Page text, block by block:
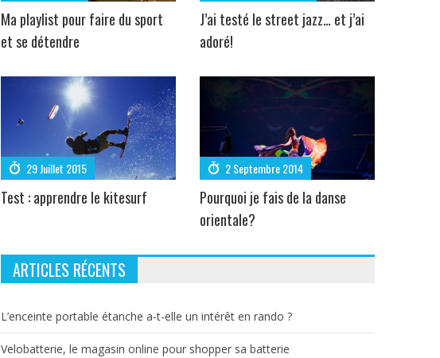
Ma playlist pour faire du sport
et se détendre
29 Juillet 2015
Test : apprendre le kitesurf
J’ai testé le street jazz… et j’ai
adoré!
2 Septembre 2014
Pourquoi je fais de la danse
orientale?
ARTICLES RÉCENTS
L’enceinte portable étanche a-t-elle un intérêt en rando ?
Velobatterie, le magasin online pour shopper sa batterie